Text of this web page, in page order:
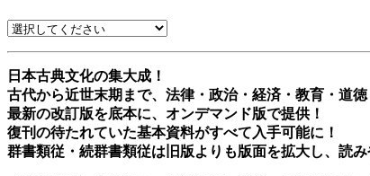
日本古典文化の集大成！
古代から近世末期まで、法律・政治・経済・教育・道
最新の改訂版を底本に、オンデマンド版で提供！
復刊の待たれていた基本資料がすべて入手可能に！
群書類従・続群書類従は旧版よりも版面を拡大し、読